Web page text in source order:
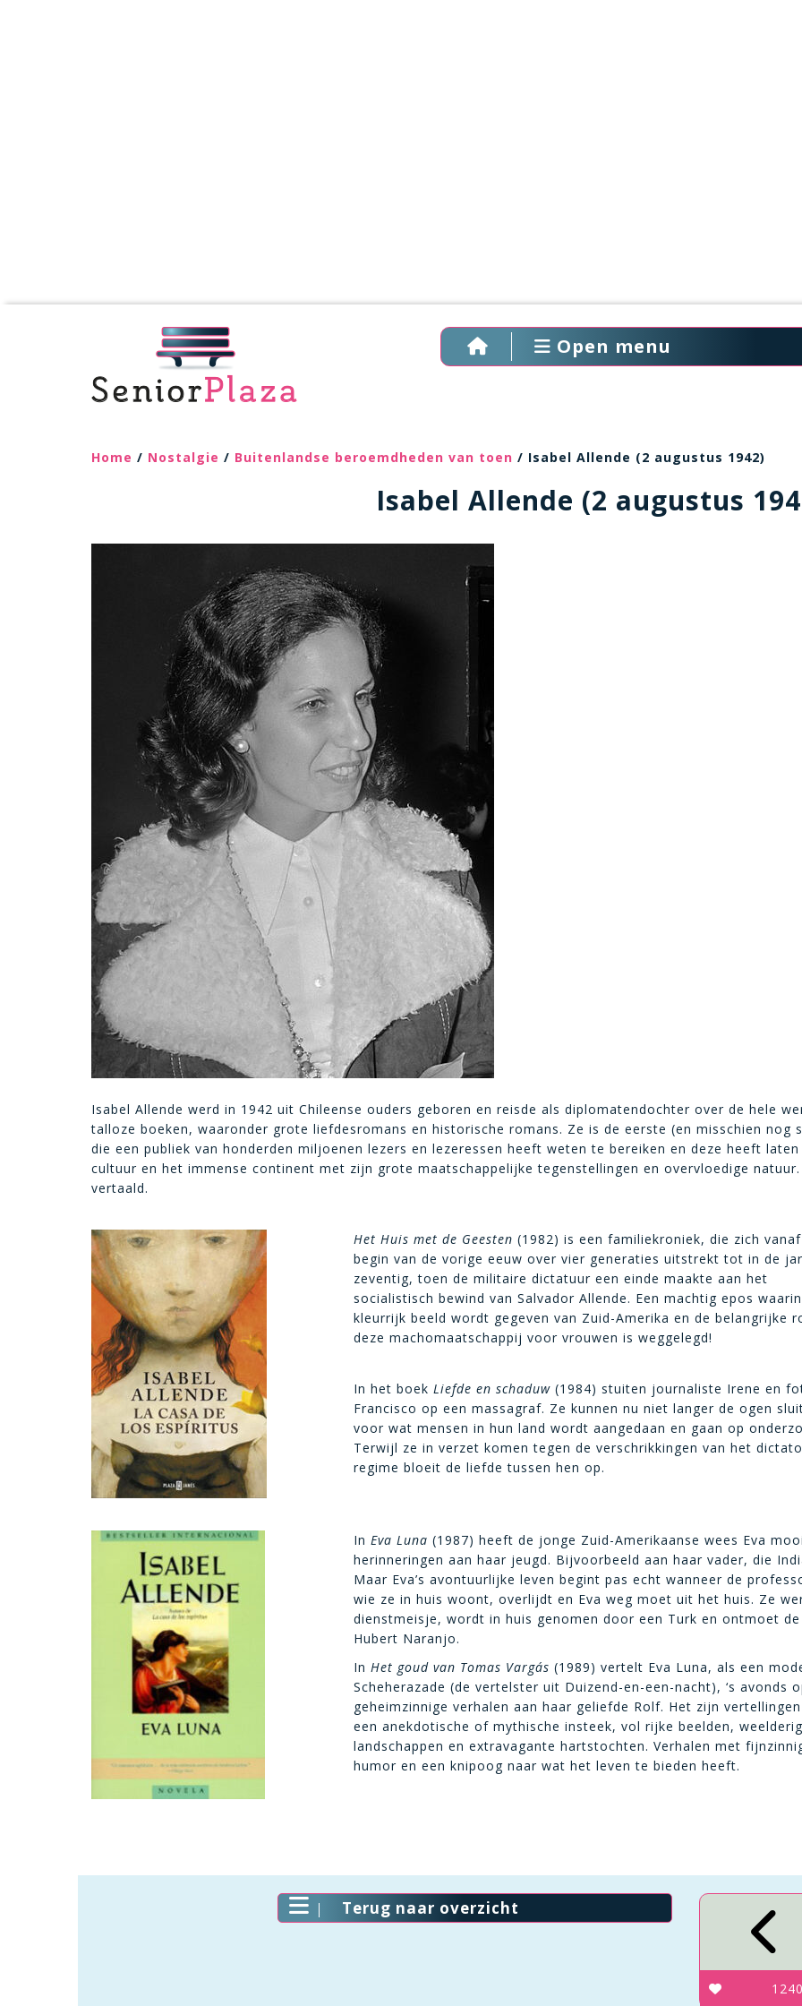
Open menu
Home / Nostalgie / Buitenlandse beroemdheden van toen / Isabel Allende (2 augustus 1942)
Isabel Allende (2 augustus
Isabel Allende werd in 1942 uit Chileense ouders geboren en reisde als diplomatendochter over de hele
talloze boeken, waaronder grote liefdesromans en historische romans. Ze is de eerste (en misschien nog
die een publiek van honderden miljoenen lezers en lezeressen heeft weten te bereiken en deze heeft
cultuur en het immense continent met zijn grote maatschappelijke tegenstellingen en overvloedige
vertaald.
Het Huis met de Geesten (1982) is een familiekroniek, die zich
begin van de vorige eeuw over vier generaties uitstrekt tot in de
zeventig, toen de militaire dictatuur een einde maakte aan het
socialistisch bewind van Salvador Allende. Een machtig epos
kleurrijk beeld wordt gegeven van Zuid-Amerika en de belangrijke
deze machomaatschappij voor vrouwen is weggelegd!
In het boek Liefde en schaduw(1984) stuiten journaliste Irene en
Francisco op een massagraf. Ze kunnen nu niet langer de ogen
voor wat mensen in hun land wordt aangedaan en gaan op
Terwijl ze in verzet komen tegen de verschrikkingen van het
regime bloeit de liefde tussen hen op.
In Eva Luna (1987) heeft de jonge Zuid-Amerikaanse wees Eva
herinneringen aan haar jeugd. Bijvoorbeeld aan haar vader, die
Maar Eva’s avontuurlijke leven begint pas echt wanneer de
wie ze in huis woont, overlijdt en Eva weg moet uit het huis. Ze
dienstmeisje, wordt in huis genomen door een Turk en ontmoet
Hubert Naranjo.
In Het goud van Tomas Vargás (1989) vertelt Eva Luna, als een
Scheherazade (de vertelster uit Duizend-en-een-nacht), ‘s avonds
geheimzinnige verhalen aan haar geliefde Rolf. Het zijn
een anekdotische of mythische insteek, vol rijke beelden,
landschappen en extravagante hartstochten. Verhalen met
humor en een knipoog naar wat het leven te bieden heeft.
Terug naar overzicht